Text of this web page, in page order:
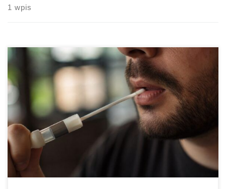
1 wpis
Jak długo THC utrzymuje się w ślinie? THC w ślinie to temat,
który interesuje coraz więcej osób, ponieważ testy
wykonywane z próbki śliny są szybkie, wygodne i często
stosowane w praktyce. Pytanie, jak długo THC utrzymuje się
w ślinie, nie ma jednej odpowiedzi dobrej dla każdego,
ponieważ czas wykrywalności zależy od wielu czynników.
Znaczenie ma częstotliwość używania marihuany, ilość
przyjętej […]